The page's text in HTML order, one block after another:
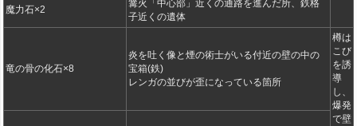
魔力石×2
篝火「中心部」近くの通路を進んだ所、鉄格
子近くの遺体
竜の骨の化石×8
炎を吐く像と煙の術士がいる付近の壁の中の
宝箱(鉄)
レンガの並びが歪になっている箇所
樽は
こび
を誘
導
し、
爆発
で壁